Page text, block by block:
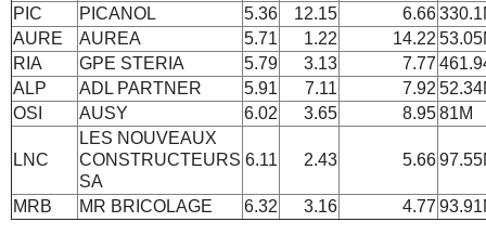
PIC
PICANOL 5.36 12.15 6.66
AURE
AUREA 5.71 1.22 14.22
RIA
GPE STERIA 5.79 3.13 7.77
ALP
ADL PARTNER 5.91 7.11 7.92
OSI
AUSY 6.02 3.65 8.9581M
LNC
LES NOUVEAUX
CONSTRUCTEURS
SA
6.11 2.43 5.66
MRB MR BRICOLAGE 6.32 3.16 4.77